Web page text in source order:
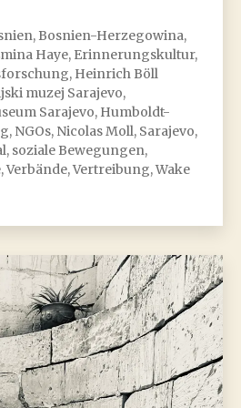
, Bosnien-Herzegowina,
Haye, Erinnerungskultur,
, Heinrich Böll
muzej Sarajevo,
Sarajevo, Humboldt-
, NGOs, Nicolas Moll, Sarajevo,
, soziale Bewegungen,
,Verbände,Vertreibung,Wake